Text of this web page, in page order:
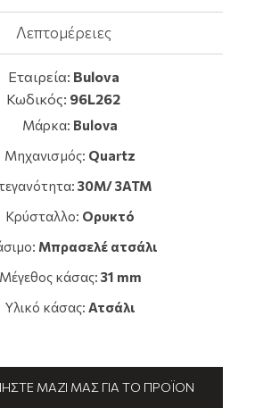
Λεπτομέρειες
Εταιρεία: Bulova
Κωδικός: 96L262
Μάρκα: Bulova
Μηχανισμός: Quartz
30M/ 3ATM
Κρύσταλλο: Ορυκτό
Μπρασελέ ατσάλι
Μέγεθος κάσας: 31 mm
Υλικό κάσας: Ατσάλι
ΜΑΖΊ ΜΑΣ ΓΙΑ ΤΟ ΠΡΟΪΌΝ